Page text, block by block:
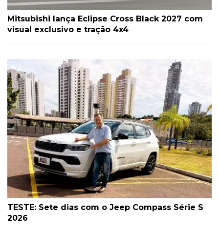
Mitsubishi lança Eclipse Cross Black 2027 com
visual exclusivo e tração 4x4
TESTE: Sete dias com o Jeep Compass Série S
2026